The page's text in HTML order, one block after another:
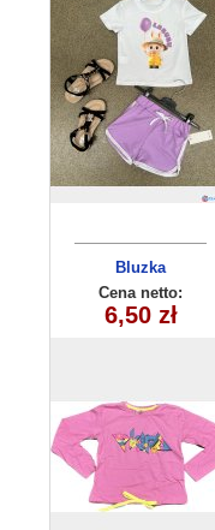
Bluzka
dziewczęca
(9-12) 4szt
Cena netto:
6,50 zł